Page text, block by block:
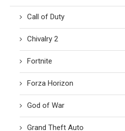
Call of Duty
Chivalry 2
Fortnite
Forza Horizon
God of War
Grand Theft Auto